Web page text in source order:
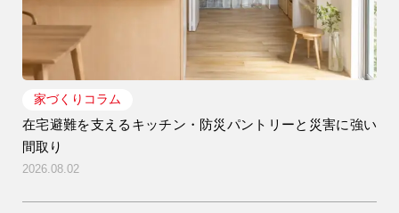
家づくりコラム
在宅避難を支えるキッチン・防災パントリーと災害に強い
間取り
2026.08.02